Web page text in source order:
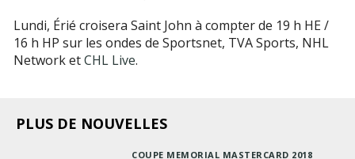
Lundi, Érié croisera Saint John à compter de 19 h HE /
16 h HP sur les ondes de Sportsnet, TVA Sports, NHL
Network etCHL Live.
PLUS DE NOUVELLES
COUPE MEMORIAL MASTERCARD 2018